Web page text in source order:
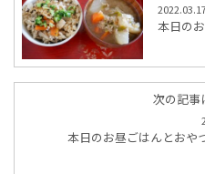
本日の
次の記
本日のお昼ごはんとおや